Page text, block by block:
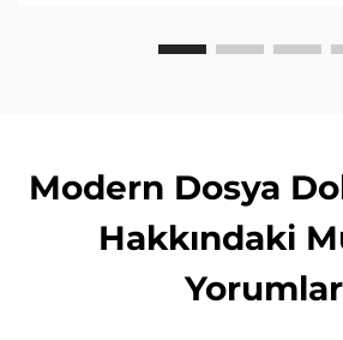
Modern Dosya
Hakkındaki